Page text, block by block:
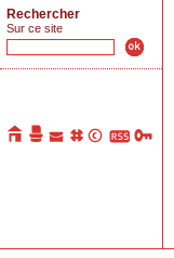
Rechercher
Sur ce site